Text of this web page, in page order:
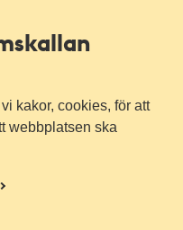
kakor, cookies, för att
webbplatsen ska